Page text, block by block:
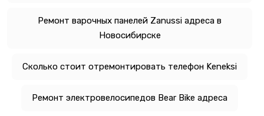
Ремонт варочных панелей Zanussi адреса в
Новосибирске
Сколько стоит отремонтировать телефон Keneksi
Ремонт электровелосипедов Bear Bike адреса